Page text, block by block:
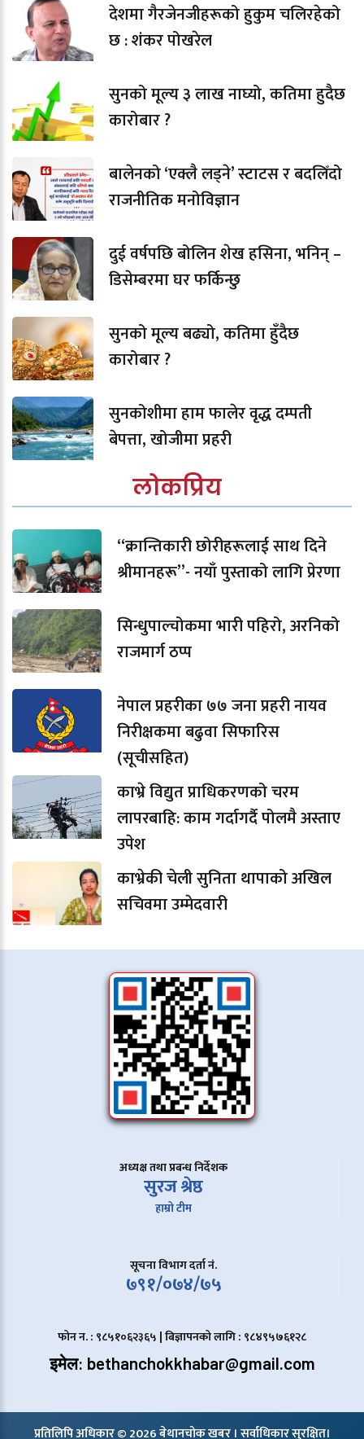
देशमा गैरजेनजीहरूको हुकुम चलिरहेको
छ : शंकर पोखरेल
सुनको मूल्य ३ लाख नाघ्यो, कतिमा हुदैछ
कारोबार ?
बालेनको ‘एक्लै लड्ने’ स्टाटस र बदलिँदो
राजनीतिक मनोविज्ञान
दुई वर्षपछि बोलिन शेख हसिना, भनिन् –
डिसेम्बरमा घर फर्किन्छु
सुनको मूल्य बढ्यो, कतिमा हुँदैछ
कारोबार ?
सुनकोशीमा हाम फालेर वृद्ध दम्पती
बेपत्ता, खोजीमा प्रहरी
लोकप्रिय
“क्रान्तिकारी छोरीहरूलाई साथ दिने
श्रीमानहरू”- नयाँ पुस्ताको लागि प्रेरणा
सिन्धुपाल्चोकमा भारी पहिरो, अरनिको
राजमार्ग ठप्प
नेपाल प्रहरीका ७७ जना प्रहरी नायव
निरीक्षकमा बढुवा सिफारिस
(सूचीसहित)
काभ्रे विद्युत प्राधिकरणको चरम
लापरबाहि: काम गर्दागर्दै पोलमै अस्ताए
उपेश
काभ्रेकी चेली सुनिता थापाको अखिल
सचिवमा उम्मेदवारी
अध्यक्ष तथा प्रबन्ध निर्देशक
सुरज श्रेष्ठ
हाम्रो टीम
सूचना विभाग दर्ता नं.
७९१/०७४/७५
फोन न. : ९८५१०६२३६५ | बिज्ञापनको लागि : ९८४९५७६१२८
इमेल: bethanchokkhabar@gmail.com
प्रतिलिपि अधिकार © 2026 बेथानचोक खबर । सर्वाधिकार सुरक्षित।